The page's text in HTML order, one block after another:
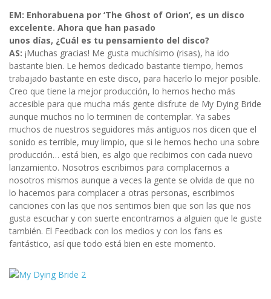
EM: Enhorabuena por ‘The Ghost of Orion’, es un disco
excelente. Ahora que han pasado
unos días, ¿Cuál es tu pensamiento del disco?
AS: ¡Muchas gracias! Me gusta muchísimo (risas), ha ido
bastante bien. Le hemos dedicado bastante tiempo, hemos
trabajado bastante en este disco, para hacerlo lo mejor posible.
Creo que tiene la mejor producción, lo hemos hecho más
accesible para que mucha más gente disfrute de My Dying Bride
aunque muchos no lo terminen de contemplar. Ya sabes
muchos de nuestros seguidores más antiguos nos dicen que el
sonido es terrible, muy limpio, que si le hemos hecho una sobre
producción… está bien, es algo que recibimos con cada nuevo
lanzamiento. Nosotros escribimos para complacernos a
nosotros mismos aunque a veces la gente se olvida de que no
lo hacemos para complacer a otras personas, escribimos
canciones con las que nos sentimos bien que son las que nos
gusta escuchar y con suerte encontramos a alguien que le guste
también. El Feedback con los medios y con los fans es
fantástico, así que todo está bien en este momento.